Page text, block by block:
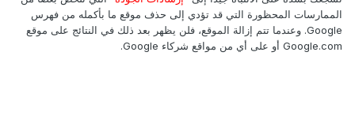
الممارسات المحظورة التي قد تؤدي إلى حذف موقع ما بأكمله من فهرس
Google. وعندما تتم إزالة الموقع، فلن يظهر بعد ذلك في النتائج على موقع
Google.com أو على أي من مواقع شركاء Google.